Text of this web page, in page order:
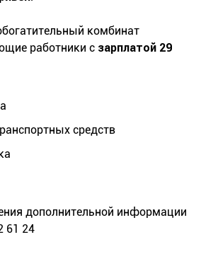
комбинат
работники с зарплатой 29
средств
дополнительной информации
61 24